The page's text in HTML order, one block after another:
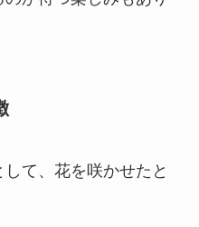
て、花を咲かせたと